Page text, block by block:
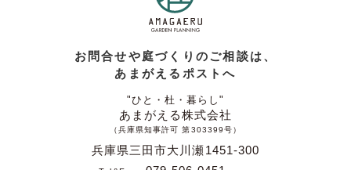
お問合せや庭づくりのご相談は、
あまがえるポストへ
"ひと・杜・暮らし"
あまがえる株式会社
（兵庫県知事許可 第303399号）
兵庫県三田市大川瀬1451-300